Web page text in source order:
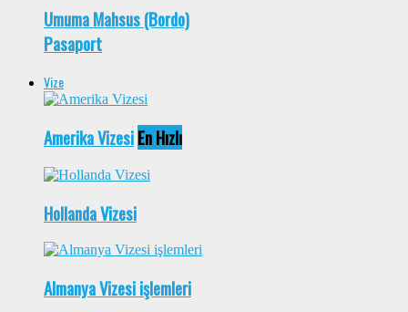
Umuma Mahsus (Bordo)
Pasaport
Vize
Amerika VizesiEn Hızlı
Hollanda Vizesi
Almanya Vizesi işlemleri